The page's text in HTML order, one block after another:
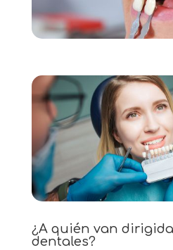
¿A quién van
dentales?